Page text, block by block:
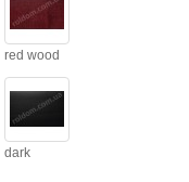
red wood
dark